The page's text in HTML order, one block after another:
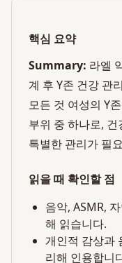
핵심 요약
Summary: 라엘
계 후 Y존 건강 관
모든 것 여성의 Y
부위 중 하나로,
특별한 관리가 필
읽을 때 확인할 점
음악, ASMR,
해 읽습니다.
개인적 감상과
리해 인용합니